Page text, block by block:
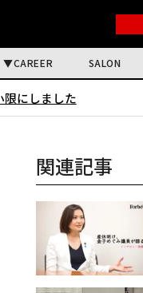
CAREER SALON
限にしました
関連記事